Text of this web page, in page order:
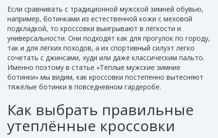
Если сравнивать с традиционной мужской зимней обувью,
например, ботинками из естественной кожи с меховой
подкладкой, то кроссовки выигрывают в лёгкости и
универсальности. Они подходят как для прогулок по городу,
так и для лёгких походов, а их спортивный силуэт легко
сочетать с джинсами, худи или даже классическим пальто.
Именно поэтому в статье «Теплые мужские зимние
ботинки» мы видим, как кроссовки постепенно вытесняют
тяжёлые ботинки в повседневном гардеробе.
Как выбрать правильные
утеплённые кроссовки